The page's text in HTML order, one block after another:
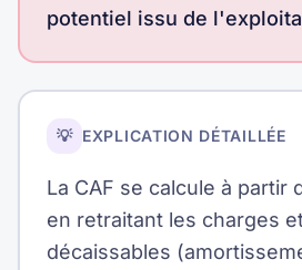
potentiel issu de
💡 EXPLICATION DÉTAILLÉE
La CAF se calcule à partir
en retraitant les charges
décaissables